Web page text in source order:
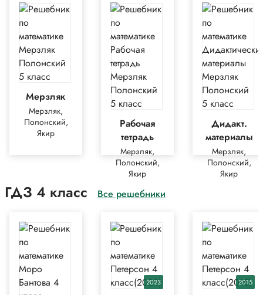
Мерзляк
Мерзляк,
Полонский,
Якир
Рабочая
тетрадь
Мерзляк,
Полонский,
Якир
Дидакт.
материалы
Мерзляк,
Полонский,
Якир
ГДЗ 4 класс Все решебники
2023 2015